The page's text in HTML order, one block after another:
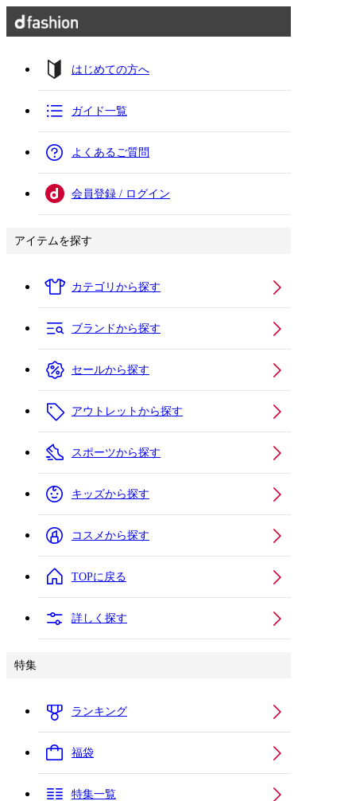
はじめての方へ
ガイド一覧
よくあるご質問
会員登録 / ログイン
アイテムを探す
カテゴリから探す
ブランドから探す
セールから探す
アウトレットから探す
スポーツから探す
キッズから探す
コスメから探す
TOPに戻る
詳しく探す
特集
ランキング
福袋
特集一覧